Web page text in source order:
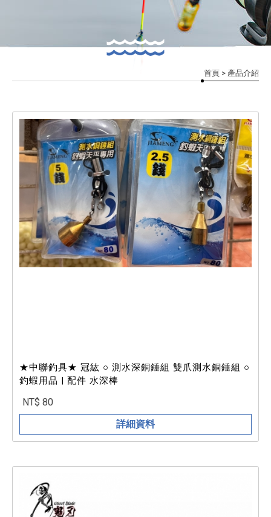
首頁 > 產品介紹
★中聯釣具★ 冠紘 ○ 測水深銅錘組 雙爪測水銅錘組 ○
釣蝦用品 | 配件 水深棒
NT$ 80
詳細資料